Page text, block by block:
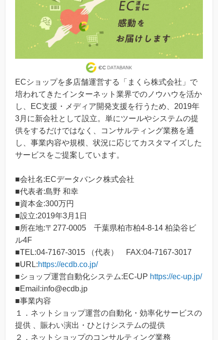
ECショップを多店舗運営する「まくら株式会社」で
培われてきたインターネット業界でのノウハウを活か
し、EC支援・メディア開発支援を行うため、2019年
3月に新会社として設立。単にツールやシステムの提
供をするだけではなく、コンサルティング業務を通
し、事業内容や規模、状況に応じてカスタマイズした
サービスをご提案しています。
■会社名:ECデータバンク株式会社
■代表者:島野 和幸
■資本金:300万円
■設立:2019年3月1日
■所在地:〒277-0005 千葉県柏市柏4-8-14 柏染谷ビ
ル4F
■TEL:04-7167-3015 （代表） FAX:04-7167-3017
■URL:https://ecdb.co.jp/
■ショップ運営自動化システム:EC-UP https://ec-up.jp/
■Email:info@ecdb.jp
■事業内容
１．ネットショップ運営の自動化・効率化サービスの
提供 、賑わい演出・ひとけシステムの提供
２．ネットショップのコンサルティング業務